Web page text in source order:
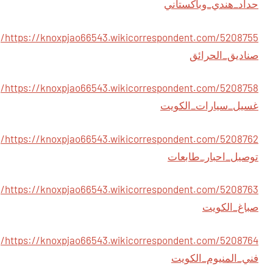
حداد_هندي_وباكستاني
https://knoxpjao66543.wikicorrespondent.com/5208755/
صناديق_الحرائق
https://knoxpjao66543.wikicorrespondent.com/5208758/
غسيل_سيارات_الكويت
https://knoxpjao66543.wikicorrespondent.com/5208762/
توصيل_احبار_طابعات
https://knoxpjao66543.wikicorrespondent.com/5208763/
صباغ_الكويت
https://knoxpjao66543.wikicorrespondent.com/5208764/
فني_المنيوم_الكويت